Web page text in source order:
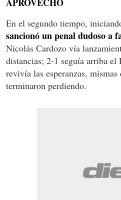
En el segundo tiempo,
sancionó un penal dudoso a
Nicolás Cardozo vía
distancias; 2-1 seguía arriba
revivía las esperanzas,
terminaron perdiendo.